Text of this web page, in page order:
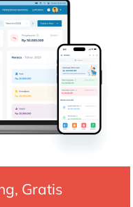
adalah,“Kenapa hanya
bisa sampai diatas
Morten Hansen. Jadi,
itu kemampuan dia
tetapi tidak maksimal,
penggemar Apple
Gratis